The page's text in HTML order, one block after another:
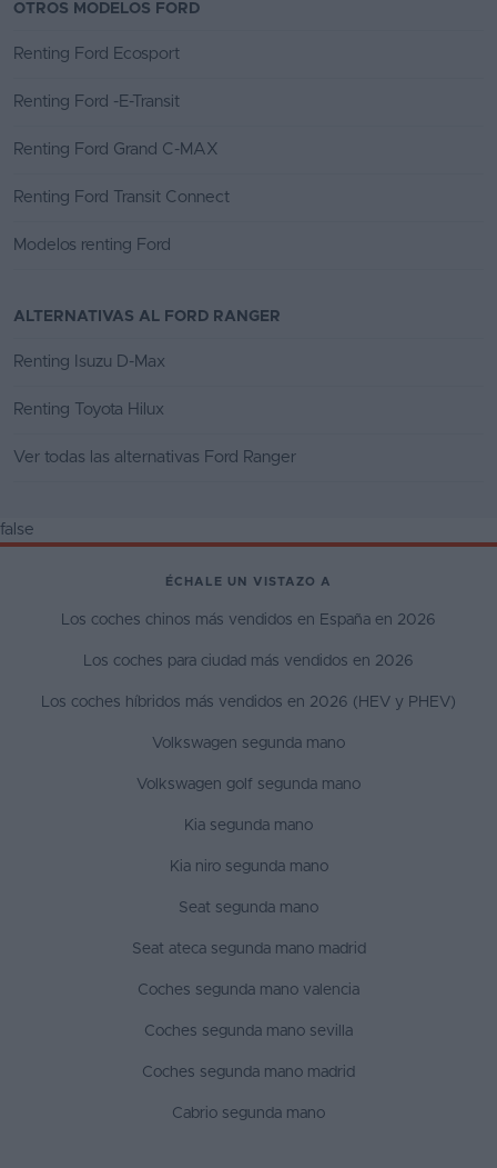
OTROS MODELOS FORD
Renting Ford Ecosport
Renting Ford -E-Transit
Renting Ford Grand C-MAX
Renting Ford Transit Connect
Modelos renting Ford
ALTERNATIVAS AL FORD RANGER
Renting Isuzu D-Max
Renting Toyota Hilux
Ver todas las alternativas Ford Ranger
false
ÉCHALE UN VISTAZO A
Los coches chinos más vendidos en España en 2026
Los coches para ciudad más vendidos en 2026
Los coches híbridos más vendidos en 2026 (HEV y PHEV)
Volkswagen segunda mano
Volkswagen golf segunda mano
Kia segunda mano
Kia niro segunda mano
Seat segunda mano
Seat ateca segunda mano madrid
Coches segunda mano valencia
Coches segunda mano sevilla
Coches segunda mano madrid
Cabrio segunda mano